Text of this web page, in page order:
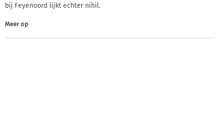
bij Feyenoord lijkt echter nihil.
Meer op